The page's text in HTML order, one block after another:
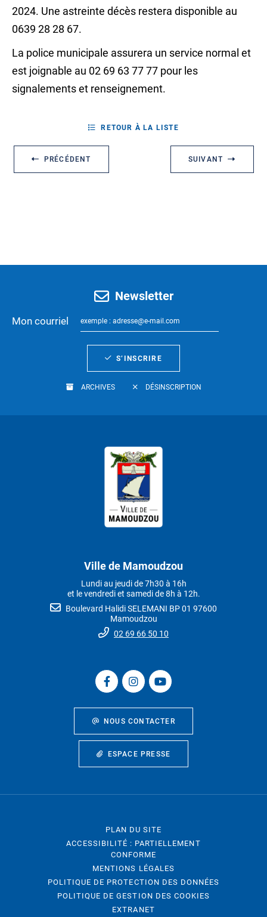
2024. Une astreinte décès restera disponible au
0639 28 28 67.
La police municipale assurera un service normal et
est joignable au 02 69 63 77 77 pour les
signalements et renseignement.
PRÉCÉDENT
RETOUR À LA LISTE
SUIVANT
Newsletter
Mon courriel
S’INSCRIRE
ARCHIVES DÉSINSCRIPTION
Ville de Mamoudzou
Lundi au jeudi de 7h30 à 16h
et le vendredi et samedi de 8h à 12h.
Boulevard Halidi SELEMANI BP 01 97600
Mamoudzou
02 69 66 50 10
NOUS CONTACTER
ESPACE PRESSE
PLAN DU SITE
ACCESSIBILITÉ : PARTIELLEMENT
CONFORME
MENTIONS LÉGALES
POLITIQUE DE PROTECTION DES DONNÉES
POLITIQUE DE GESTION DES COOKIES
EXTRANET